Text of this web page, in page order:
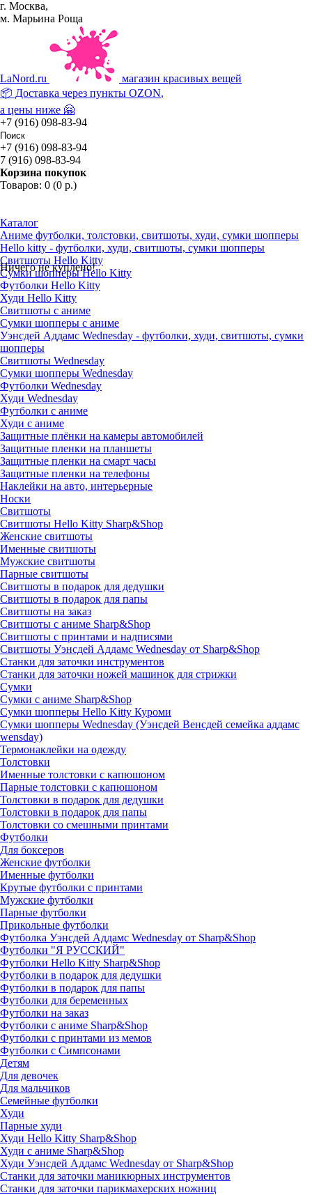
г. Москва,
м. Марьина Роща
LaNord.ru
магазин красивых вещей
📦 Доставка через пункты OZON,
а цены ниже 🤗
+7 (916) 098-83-94
+7 (916) 098-83-94
7 (916) 098-83-94
Корзина покупок
Товаров: 0 (0 р.)
Ничего не куплено!
Каталог
Аниме футболки, толстовки, свитшоты, худи, сумки шопперы
Hello kitty - футболки, худи, свитшоты, сумки шопперы
Свитшоты Hello Kitty
Сумки шопперы Hello Kitty
Футболки Hello Kitty
Худи Hello Kitty
Свитшоты с аниме
Сумки шопперы с аниме
Уэнсдей Аддамс Wednesday - футболки, худи, свитшоты, сумки
шопперы
Свитшоты Wednesday
Сумки шопперы Wednesday
Футболки Wednesday
Худи Wednesday
Футболки с аниме
Худи с аниме
Защитные плёнки на камеры автомобилей
Защитные пленки на планшеты
Защитные пленки на смарт часы
Защитные пленки на телефоны
Наклейки на авто, интерьерные
Носки
Свитшоты
Cвитшоты Hello Kitty Sharp&Shop
Женские свитшоты
Именные свитшоты
Мужские свитшоты
Парные свитшоты
Свитшоты в подарок для дедушки
Свитшоты в подарок для папы
Свитшоты на заказ
Свитшоты с аниме Sharp&Shop
Свитшоты с принтами и надписями
Свитшоты Уэнсдей Аддамс Wednesday от Sharp&Shop
Станки для заточки инструментов
Станки для заточки ножей машинок для стрижки
Сумки
Сумки с аниме Sharp&Shop
Сумки шопперы Hello Kitty Куроми
Сумки шопперы Wednesday (Уэнсдей Венсдей семейка аддамс
wensday)
Термонаклейки на одежду
Толстовки
Именные толстовки с капюшоном
Парные толстовки с капюшоном
Толстовки в подарок для дедушки
Толстовки в подарок для папы
Толстовки со смешными принтами
Футболки
Для боксеров
Женские футболки
Именные футболки
Крутые футболки с принтами
Мужские футболки
Парные футболки
Прикольные футболки
Футболка Уэнсдей Аддамс Wednesday от Sharp&Shop
Футболки "Я РУССКИЙ"
Футболки Hello Kitty Sharp&Shop
Футболки в подарок для дедушки
Футболки в подарок для папы
Футболки для беременных
Футболки на заказ
Футболки с аниме Sharp&Shop
Футболки с принтами из мемов
Футболки с Симпсонами
Детям
Для девочек
Для мальчиков
Семейные футболки
Худи
Парные худи
Худи Hello Kitty Sharp&Shop
Худи с аниме Sharp&Shop
Худи Уэнсдей Аддамс Wednesday от Sharp&Shop
Станки для заточки маникюрных инструментов
Станки для заточки парикмахерских ножниц